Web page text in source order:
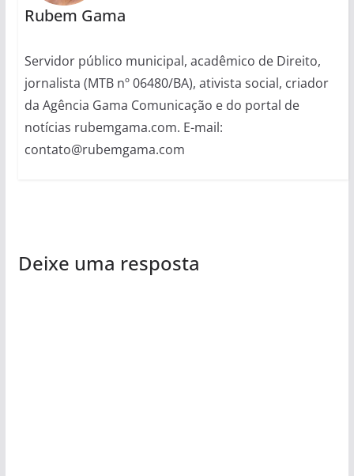
Rubem Gama
Servidor público municipal, acadêmico de Direito,
jornalista (MTB nº 06480/BA), ativista social, criador
da Agência Gama Comunicação e do portal de
notícias rubemgama.com. E-mail:
contato@rubemgama.com
Deixe uma resposta